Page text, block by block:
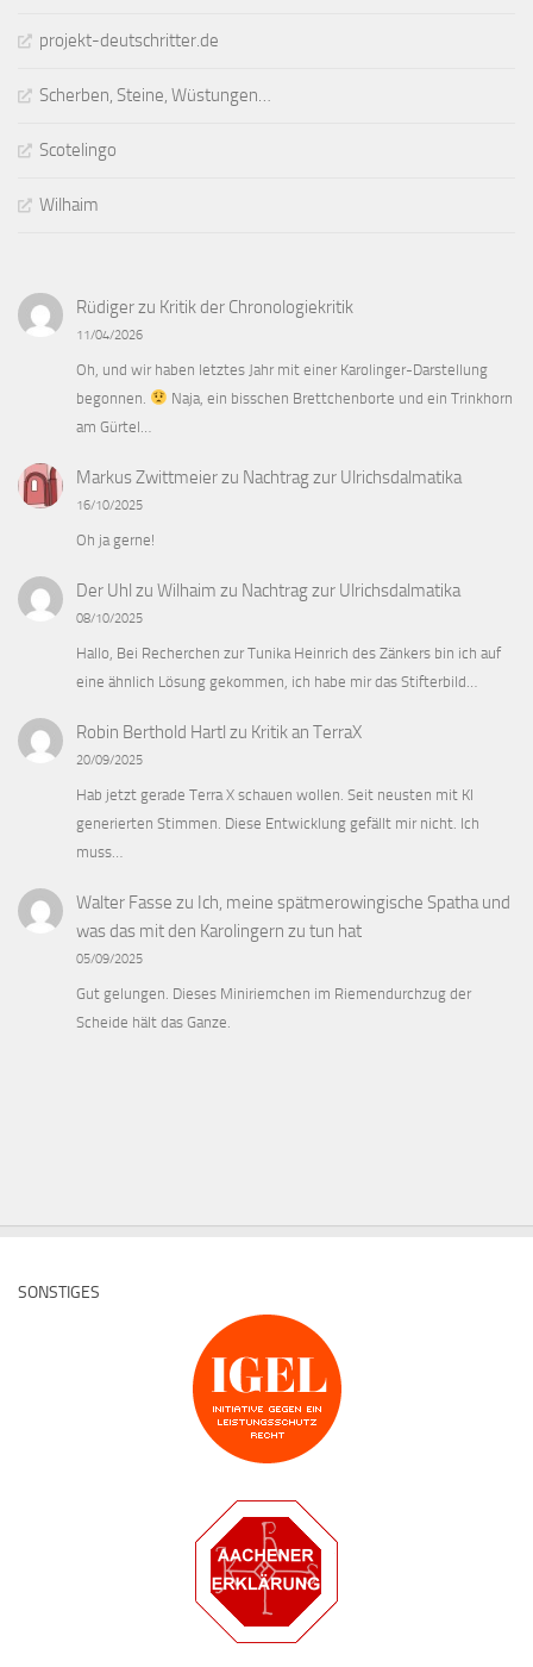
projekt-deutschritter.de
Scherben, Steine, Wüstungen…
Scotelingo
Wilhaim
Rüdigerzu Kritik der Chronologiekritik
11/04/2026
Oh, und wir haben letztes Jahr mit einer Karolinger-Darstellung
begonnen.
Naja, ein bisschen Brettchenborte und ein Trinkhorn
am Gürtel…
Markus Zwittmeierzu Nachtrag zur Ulrichsdalmatika
16/10/2025
Oh ja gerne!
Der Uhl zu Wilhaim zu Nachtrag zur Ulrichsdalmatika
08/10/2025
Hallo, Bei Recherchen zur Tunika Heinrich des Zänkers bin ich auf
eine ähnlich Lösung gekommen, ich habe mir das Stifterbild…
Robin Berthold Hartl zu Kritik an TerraX
20/09/2025
Hab jetzt gerade Terra X schauen wollen. Seit neusten mit KI
generierten Stimmen. Diese Entwicklung gefällt mir nicht. Ich
muss…
Walter Fasse zu Ich, meine spätmerowingische Spatha und
was das mit den Karolingern zu tun hat
05/09/2025
Gut gelungen. Dieses Miniriemchen im Riemendurchzug der
Scheide hält das Ganze.
SONSTIGES